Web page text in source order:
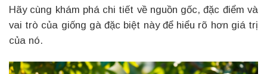
Hãy cùng khám phá chi tiết về nguồn gốc, đặc điểm và
vai trò của giống gà đặc biệt này để hiểu rõ hơn giá trị
của nó.